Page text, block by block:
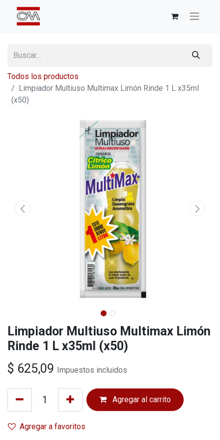
Todos los productos
Limpiador Multiuso Multimax Limón Rinde 1 L x35ml
(x50)
Limpiador Multiuso Multimax Limón
Rinde 1 L x35ml (x50)
$ 625,09 Impuestos incluidos
Agregar al carrito
Agregar a favoritos